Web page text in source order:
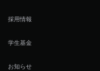
採用情報
学生基金
お知らせ